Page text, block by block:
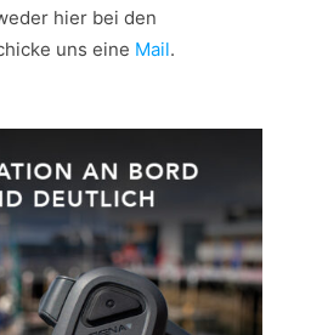
hier bei den
uns eine Mail.